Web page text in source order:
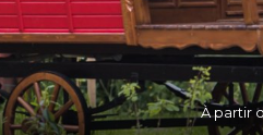
À partir